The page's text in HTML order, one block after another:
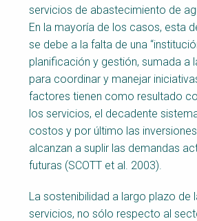
servicios de abastecimiento de
En la mayoría de los casos, esta
se debe a la falta de una
planificación y gestión, sumada a
para coordinar y manejar
factores tienen como resultado
los servicios, el decadente
costos y por último las
alcanzan a suplir las demandas
futuras (SCOTT et al. 2003).
La sostenibilidad a largo plazo de
servicios, no sólo respecto al